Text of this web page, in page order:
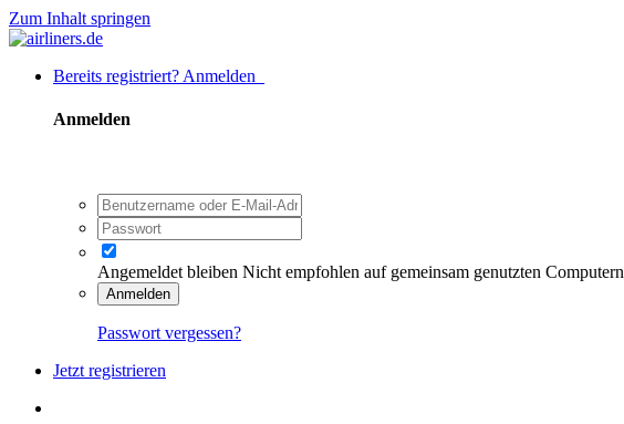
Zum Inhalt springen
Bereits registriert? Anmelden
Anmelden
Angemeldet bleiben Nicht empfohlen auf gemeinsam genutzten Computern
Anmelden
Passwort vergessen?
Jetzt registrieren